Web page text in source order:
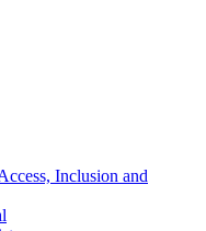
Inclusion and